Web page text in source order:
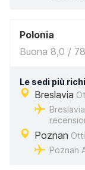
Polonia
Buona 8,0 /
Le sedi più
Breslavia
Poznan
Poznan